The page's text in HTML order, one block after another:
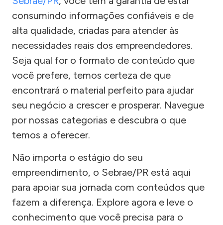
consumindo informações confiáveis e de
alta qualidade, criadas para atender às
necessidades reais dos empreendedores.
Seja qual for o formato de conteúdo que
você prefere, temos certeza de que
encontrará o material perfeito para ajudar
seu negócio a crescer e prosperar. Navegue
por nossas categorias e descubra o que
temos a oferecer.
Não importa o estágio do seu
empreendimento, o Sebrae/PR está aqui
para apoiar sua jornada com conteúdos que
fazem a diferença. Explore agora e leve o
conhecimento que você precisa para o